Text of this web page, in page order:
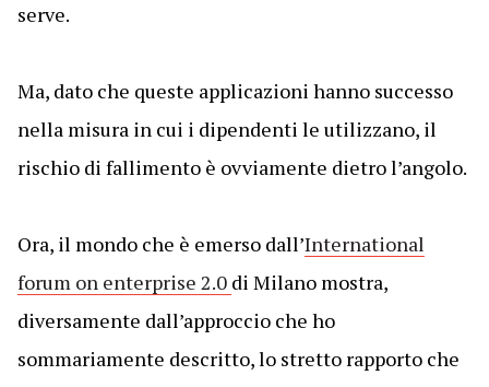
serve.
Ma, dato che queste applicazioni hanno successo
nella misura in cui i dipendenti le utilizzano, il
rischio di fallimento è ovviamente dietro l’angolo.
Ora, il mondo che è emerso dall’International
forum on enterprise 2.0 di Milano mostra,
diversamente dall’approccio che ho
sommariamente descritto, lo stretto rapporto che